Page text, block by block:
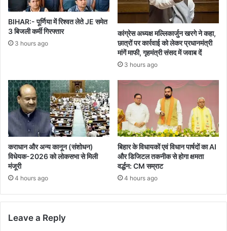
BIHAR:- पूर्णिया में रिश्वत लेते JE समेत
3 बिजली कर्मी गिरफ्तार
3 hours ago
कांग्रेस अध्यक्ष मल्लिकार्जुन खरगे ने कहा,
छात्रों पर कार्रवाई को लेकर प्रधानमंत्री
मांगें माफी, गृहमंत्री संसद में जवाब दें
3 hours ago
कराधान और अन्य कानून (संशोधन)
विधेयक-2026 को लोकसभा से मिली
मंजूरी
4 hours ago
बिहार के विधायकों एवं विधान पार्षदों का AI
और डिजिटल तकनीक से होगा क्षमता
वर्द्धन: CM सम्राट
4 hours ago
Leave a Reply